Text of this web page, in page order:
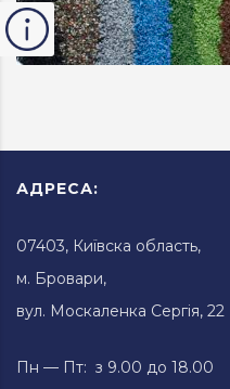
АДРЕСА:
07403, Київска область,
м. Бровари,
вул. Москаленка Сергія, 22
Пн — Пт: з 9.00 до 18.00